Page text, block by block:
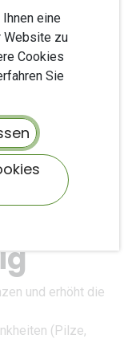
und erhöht die
(Pilze,
eine
Website zu
Cookies
Sie